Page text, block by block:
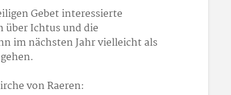
Gebet interessierte
über Ichtus und die
im nächsten Jahr vielleicht als
von Raeren: